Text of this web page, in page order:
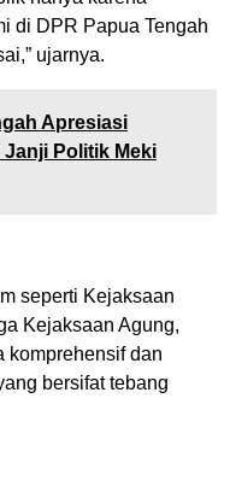
di DPR Papua Tengah
ujarnya.
Apresiasi
Janji Politik Meki
seperti Kejaksaan
Kejaksaan Agung,
komprehensif dan
bersifat tebang